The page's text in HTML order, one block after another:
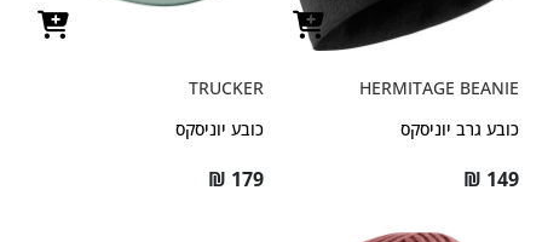
HERMITAGE BEANIE
כובע גרב יוניסקס
₪ 149
TRUCKER
כובע יוניסקס
₪ 179